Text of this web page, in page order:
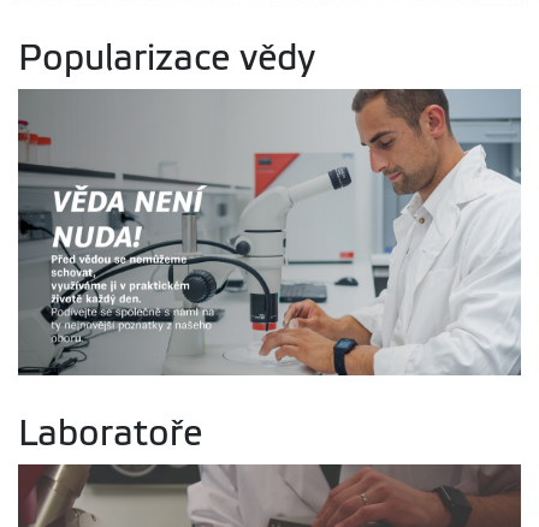
Popularizace vědy
Laboratoře